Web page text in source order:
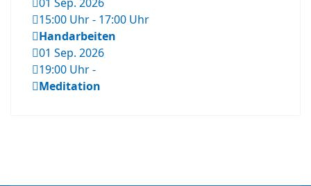
01 Sep. 2026
15:00 Uhr- 17:00 Uhr
Handarbeiten
01 Sep. 2026
19:00 Uhr-
Meditation